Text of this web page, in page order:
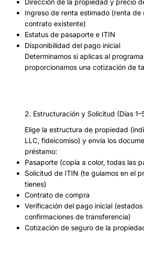
Ingreso de renta estimado (renta de
contrato existente)
Estatus de pasaporte e ITIN
Disponibilidad del pago inicial
Determinamos si aplicas al
proporcionamos una cotización de
2. Estructuración y Solicitud (Días
Elige la estructura de propiedad
LLC, fideicomiso) y envía los
préstamo:
Pasaporte (copia a color, todas las
Solicitud de ITIN (te guiamos en el
tienes)
Contrato de compra
Verificación del pago inicial
confirmaciones de transferencia)
Cotización de seguro de la